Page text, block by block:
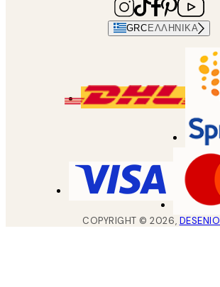
GRC ΕΛΛΗΝΙΚΆ
COPYRIGHT ©2026, DESENIO